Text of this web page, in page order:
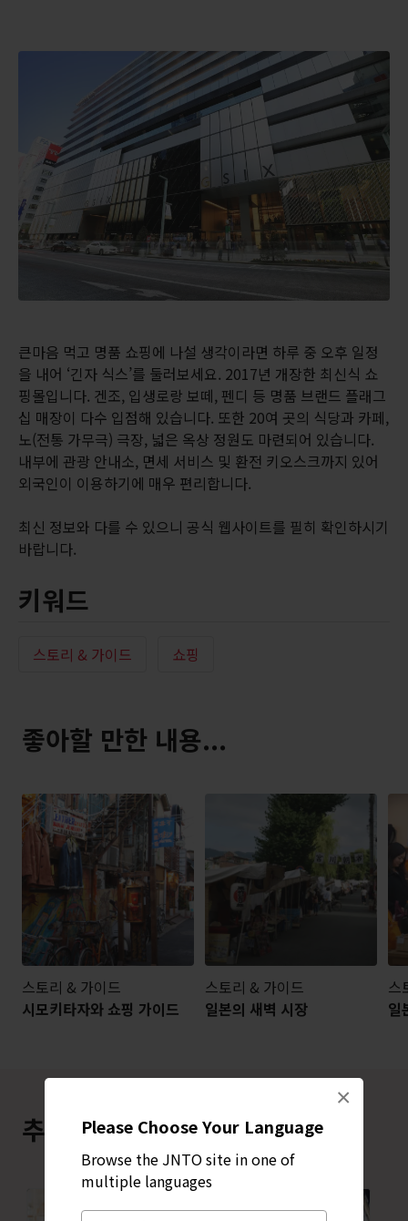
Please Choose Your Language
Browse the JNTO site in one of
multiple languages
×
큰마음 먹고 명품 쇼핑에 나설 생각이라면 하루 중 오후 일정
을 내어 ‘긴자 식스’를 둘러보세요. 2017년 개장한 최신식 쇼
핑몰입니다. 겐조, 입생로랑 보떼, 펜디 등 명품 브랜드 플래그
십 매장이 다수 입점해 있습니다. 또한 20여 곳의 식당과 카페,
노(전통 가무극) 극장, 넓은 옥상 정원도 마련되어 있습니다.
내부에 관광 안내소, 면세 서비스 및 환전 키오스크까지 있어
외국인이 이용하기에 매우 편리합니다.
최신 정보와 다를 수 있으니 공식 웹사이트를 필히 확인하시기
바랍니다.
키워드
스토리 & 가이드 쇼핑
좋아할 만한 내용...
스토리 & 가이드
시모키타자와 쇼핑 가이드
스토리 & 가이드
일본의 새벽 시장
스
일
추천 콘텐츠